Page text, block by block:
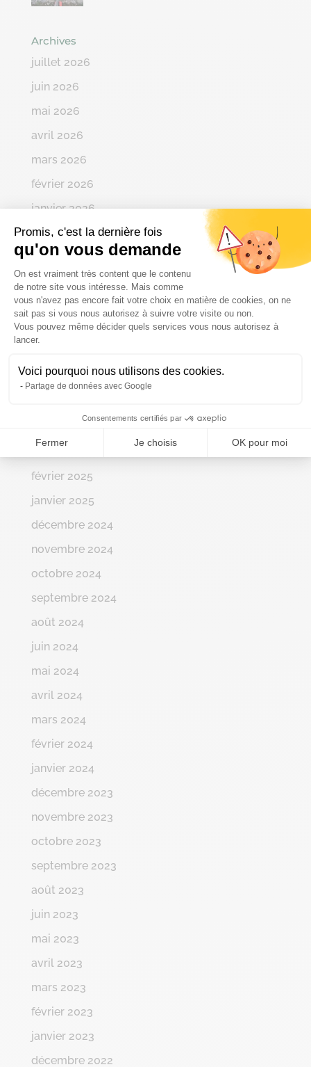
Promis, c'est la dernière fois
qu'on vous demande
Plateforme de Gestion du
On est vraiment très content que le contenu
de notre site vous intéresse. Mais comme
vous n'avez pas encore fait votre choix en matière de cookies, on ne
sait pas si vous nous autorisez à suivre votre visite ou non.
Vous pouvez même décider quels services vous nous autorisez à
lancer.
Voici pourquoi nous utilisons des cookies.
Partage de données avec Google
Consentements certifiés par
Fermer Je choisis OK pour moi
Axeptio consent
Archives
juillet 2026
juin 2026
mai 2026
avril 2026
mars 2026
février 2026
janvier 2026
décembre 2025
novembre 2025
octobre 2025
septembre 2025
août 2025
juin 2025
février 2025
janvier 2025
décembre 2024
novembre 2024
octobre 2024
septembre 2024
août 2024
juin 2024
mai 2024
avril 2024
mars 2024
février 2024
janvier 2024
décembre 2023
novembre 2023
octobre 2023
septembre 2023
août 2023
juin 2023
mai 2023
avril 2023
mars 2023
février 2023
janvier 2023
décembre 2022